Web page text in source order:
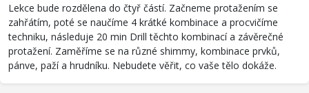
Lekce bude rozdělena do čtyř částí. Začneme protažením se
zahřátím, poté se naučíme 4 krátké kombinace a procvičíme
techniku, následuje 20 min Drill těchto kombinací a závěrečné
protažení. Zaměříme se na různé shimmy, kombinace prvků,
pánve, paží a hrudníku. Nebudete věřit, co vaše tělo dokáže.